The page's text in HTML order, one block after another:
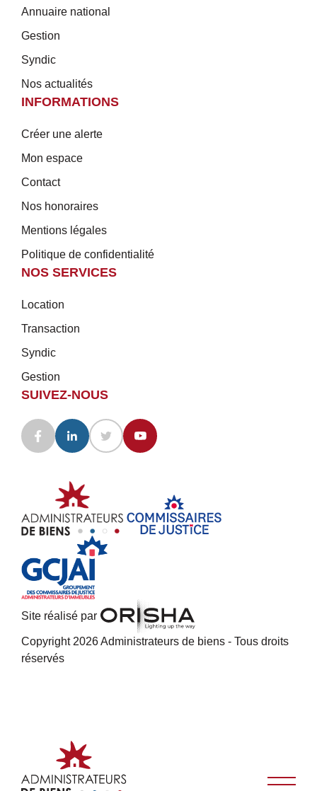
Annuaire national
Gestion
Syndic
Nos actualités
INFORMATIONS
Créer une alerte
Mon espace
Contact
Nos honoraires
Mentions légales
Politique de confidentialité
NOS SERVICES
Location
Transaction
Syndic
Gestion
SUIVEZ-NOUS
Site réalisé par
Copyright 2026 Administrateurs de biens - Tous droits
réservés